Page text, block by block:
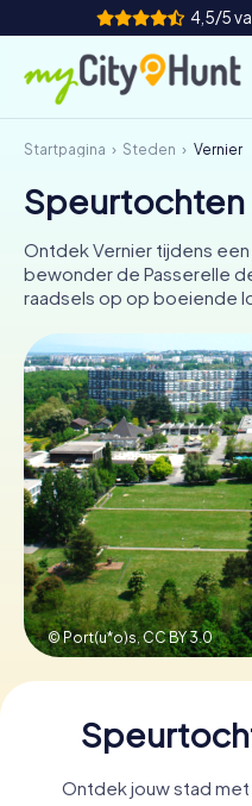
4,5/5
Hoe het werkt
Steden
Tours
Tickets
INT AT
ES
FR
IT
NL
Startpagina Steden Vernier
Speurtochten
Ontdek Vernier tijdens
bewonder de Passerelle
raadsels op op boeiende
© Port(u*o)s,CC BY 3.0
Ontdek jouw stad